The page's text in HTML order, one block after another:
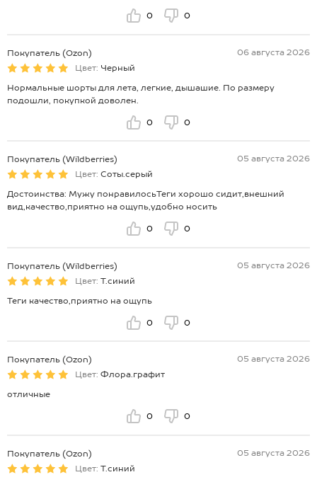
0 0
Покупатель (Ozon)
06 августа 2026
Цвет: Черный
Нормальные шорты для лета, легкие, дышашие. По размеру
подошли, покупкой доволен.
0 0
Покупатель (Wildberries)
05 августа 2026
Цвет: Соты.серый
Достоинства: Мужу понравилосьТеги хорошо сидит,внешний
вид,качество,приятно на ощупь,удобно носить
0 0
Покупатель (Wildberries)
05 августа 2026
Цвет: Т.синий
Теги качество,приятно на ощупь
0 0
Покупатель (Ozon)
05 августа 2026
Цвет: Флора.графит
отличные
0 0
Покупатель (Ozon)
05 августа 2026
Цвет: Т.синий